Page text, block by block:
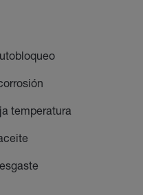
temperatura